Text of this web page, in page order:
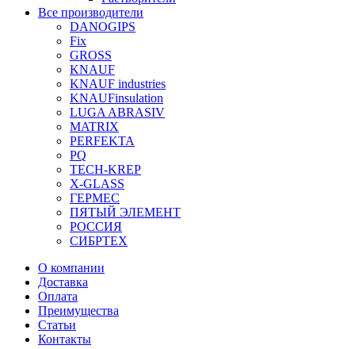
Все производители
DANOGIPS
Fix
GROSS
KNAUF
KNAUF industries
KNAUFinsulation
LUGA ABRASIV
MATRIX
PERFEKTA
PQ
TECH-KREP
X-GLASS
ГЕРМЕС
ПЯТЫЙ ЭЛЕМЕНТ
РОССИЯ
СИБРТЕХ
О компании
Доставка
Оплата
Преимущества
Статьи
Контакты